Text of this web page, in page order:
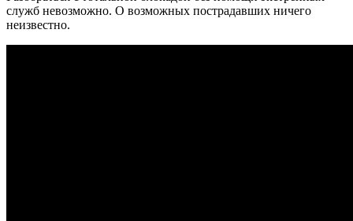
служб невозможно. О возможных пострадавших ничего
неизвестно.